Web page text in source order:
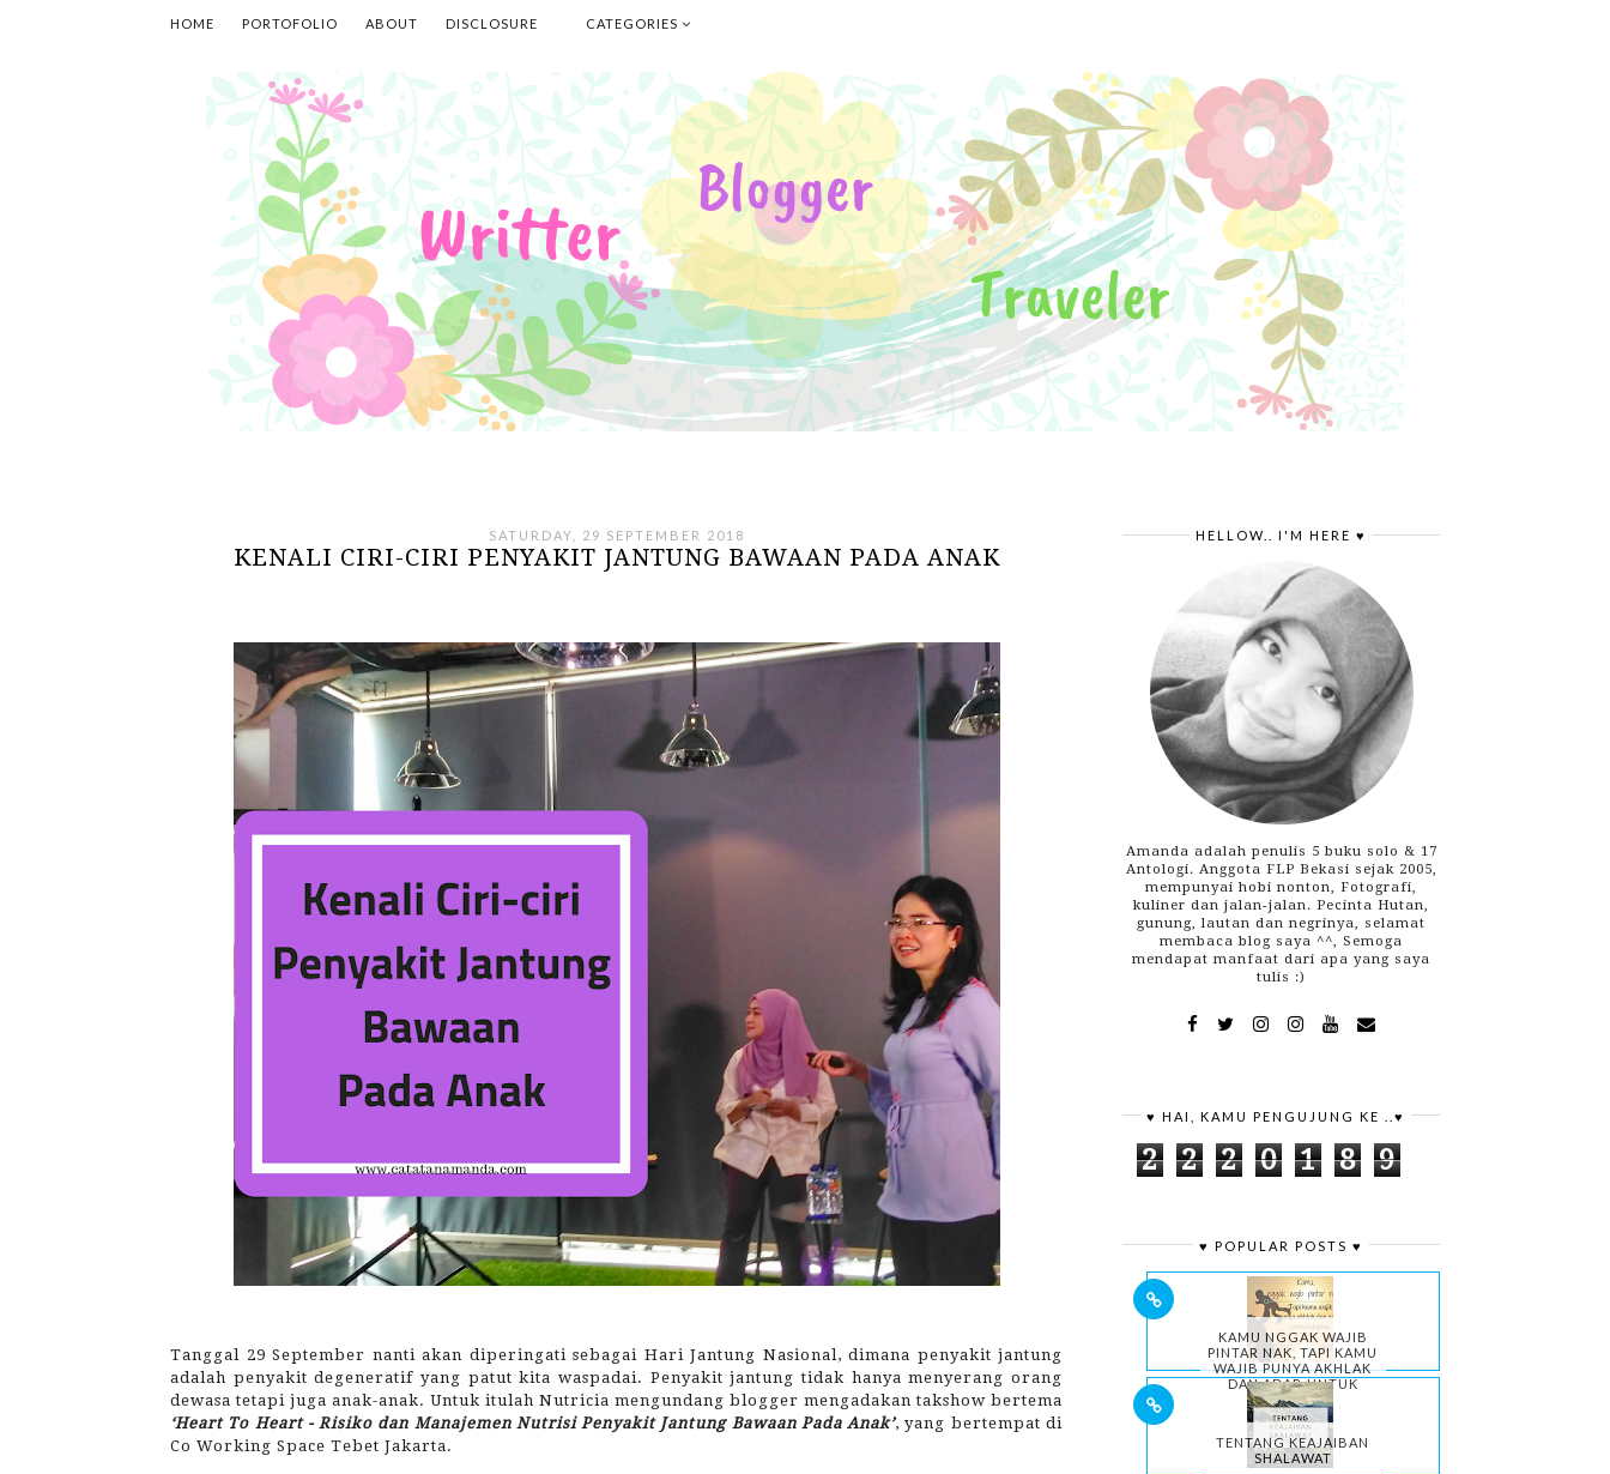
HOME PORTOFOLIO ABOUT DISCLOSURE CATEGORIES
SATURDAY, 29 SEPTEMBER 2018
KENALI CIRI-CIRI PENYAKIT JANTUNG BAWAAN PADA ANAK
Tanggal 29 September nanti akan diperingati sebagai Hari Jantung Nasional, dimana penyakit jantung
adalah penyakit degeneratif yang patut kita waspadai. Penyakit jantung tidak hanya menyerang orang
dewasa tetapi juga anak-anak. Untuk itulah Nutricia mengundang blogger mengadakan takshow bertema
‘Heart To Heart - Risiko dan Manajemen Nutrisi Penyakit Jantung Bawaan Pada Anak’, yang bertempat di
Co Working Space Tebet Jakarta.
HELLOW.. I'M HERE ♥
Amanda adalah penulis 5 buku solo & 17
Antologi. Anggota FLP Bekasi sejak 2005,
mempunyai hobi nonton, Fotografi,
kuliner dan jalan-jalan. Pecinta Hutan,
gunung, lautan dan negrinya, selamat
membaca blog saya ^^, Semoga
mendapat manfaat dari apa yang saya
tulis :)
♥ HAI, KAMU PENGUJUNG KE ..♥
2 2 2 0 1 8 9
♥ POPULAR POSTS ♥
KAMU NGGAK WAJIB
PINTAR NAK, TAPI KAMU
WAJIB PUNYA AKHLAK
DAN ADAB UNTUK
HIDUPMU.
TENTANG KEAJAIBAN
SHALAWAT